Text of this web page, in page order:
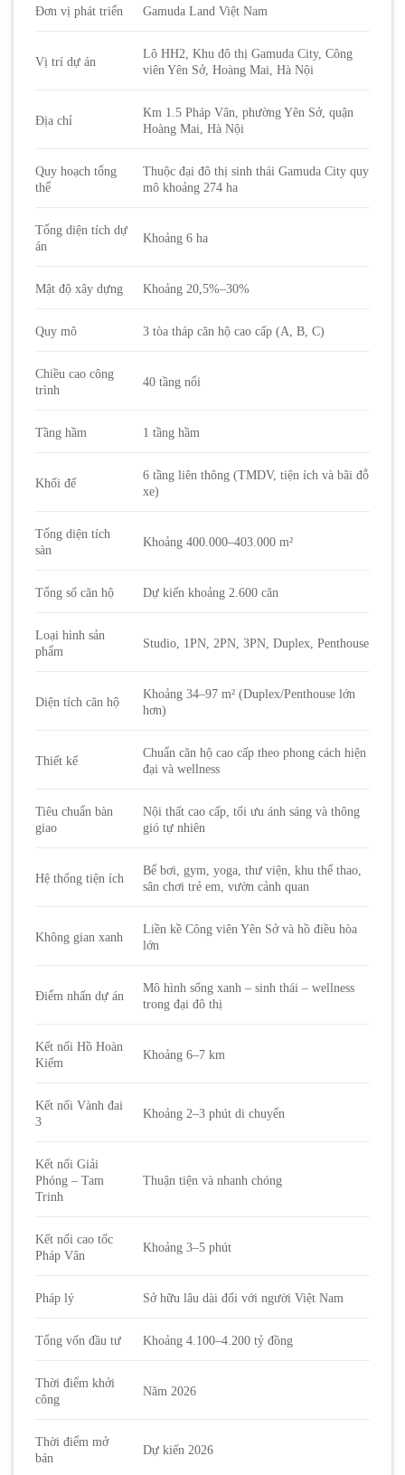
Đơn vị phát triển Gamuda Land Việt Nam
Vị trí dự án
Lô HH2, Khu đô thị Gamuda City, Công
viên Yên Sở, Hoàng Mai, Hà Nội
Địa chỉ
Km 1.5 Pháp Vân, phường Yên Sở, quận
Hoàng Mai, Hà Nội
Quy hoạch tổng
thể
Thuộc đại đô thị sinh thái Gamuda City quy
mô khoảng 274 ha
Tổng diện tích dự
án
Khoảng 6 ha
Mật độ xây dựng Khoảng 20,5%–30%
Quy mô 3 tòa tháp căn hộ cao cấp (A, B, C)
Chiều cao công
trình
40 tầng nổi
Tầng hầm 1 tầng hầm
Khối đế
6 tầng liên thông (TMDV, tiện ích và bãi đỗ
xe)
Tổng diện tích
sàn
Khoảng 400.000–403.000 m²
Tổng số căn hộ Dự kiến khoảng 2.600 căn
Loại hình sản
phẩm
Studio, 1PN, 2PN, 3PN, Duplex, Penthouse
Diện tích căn hộ
Khoảng 34–97 m² (Duplex/Penthouse lớn
hơn)
Thiết kế
Chuẩn căn hộ cao cấp theo phong cách hiện
đại và wellness
Tiêu chuẩn bàn
giao
Nội thất cao cấp, tối ưu ánh sáng và thông
gió tự nhiên
Hệ thống tiện ích
Bể bơi, gym, yoga, thư viện, khu thể thao,
sân chơi trẻ em, vườn cảnh quan
Không gian xanh
Liền kề Công viên Yên Sở và hồ điều hòa
lớn
Điểm nhấn dự án
Mô hình sống xanh – sinh thái – wellness
trong đại đô thị
Kết nối Hồ Hoàn
Kiếm
Khoảng 6–7 km
Kết nối Vành đai
3
Khoảng 2–3 phút di chuyển
Kết nối Giải
Phóng – Tam
Trinh
Thuận tiện và nhanh chóng
Kết nối cao tốc
Pháp Vân
Khoảng 3–5 phút
Pháp lý Sở hữu lâu dài đối với người Việt Nam
Tổng vốn đầu tư Khoảng 4.100–4.200 tỷ đồng
Thời điểm khởi
công
Năm 2026
Thời điểm mở
bán
Dự kiến 2026